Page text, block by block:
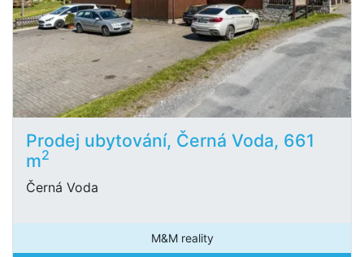
Prodej ubytování, Černá Voda, 661
m2
Černá Voda
M&M reality